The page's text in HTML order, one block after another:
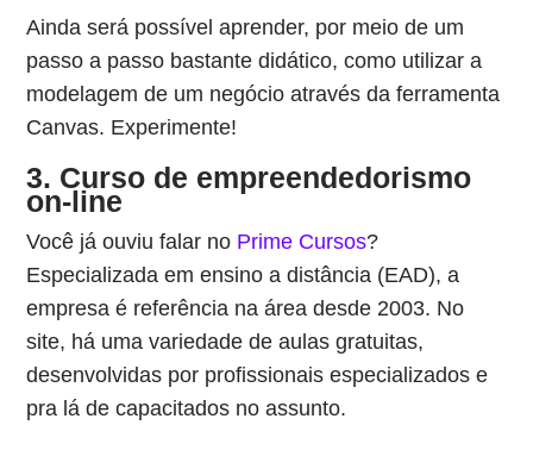
Ainda será possível aprender, por meio de um
passo a passo bastante didático, como utilizar a
modelagem de um negócio através da ferramenta
Canvas. Experimente!
3. Curso de empreendedorismo
on-line
Você já ouviu falar no Prime Cursos?
Especializada em ensino a distância (EAD), a
empresa é referência na área desde 2003. No
site, há uma variedade de aulas gratuitas,
desenvolvidas por profissionais especializados e
pra lá de capacitados no assunto.